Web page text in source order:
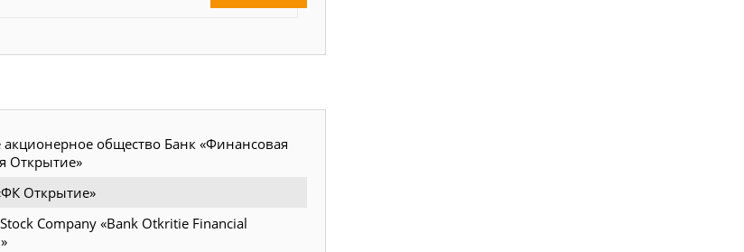
общество Банк «Финансовая
Открытие»
Открытие»
Company «Bank Otkritie Financial